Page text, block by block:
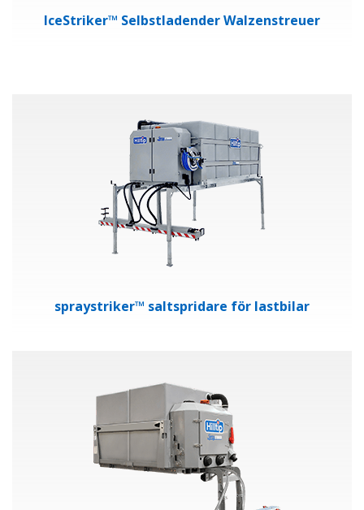
IceStriker™ Selbstladender Walzenstreuer
spraystriker™ saltspridare för lastbilar